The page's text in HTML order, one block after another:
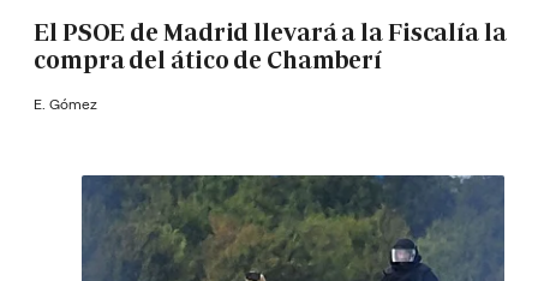
El PSOE de Madrid llevará a la Fiscalía la
compra del ático de Chamberí
E. Gómez